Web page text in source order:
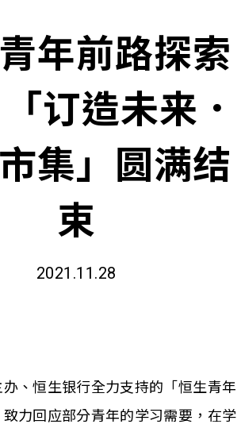
年前路探索
订造未来．
集」圆满结
束
2021.11.28
、恒生银行全力支持的「恒生青年
力回应部分青年的学习需要，在学